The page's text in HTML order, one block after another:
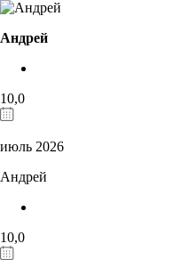
Андрей
10,0
июль 2026
Андрей
10,0